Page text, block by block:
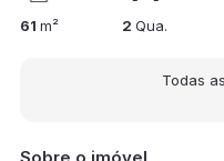
61 m² 2Qua.
Todas